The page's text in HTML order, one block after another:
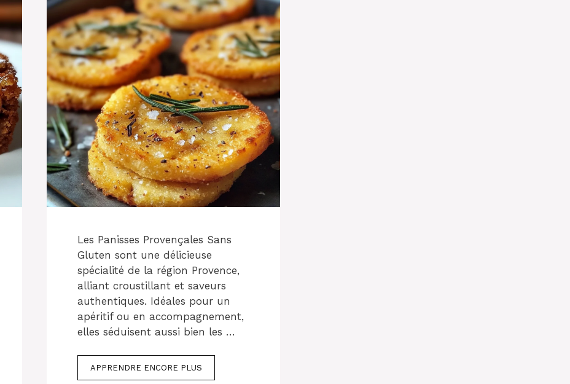
Les Panisses Provençales Sans
Gluten sont une délicieuse
spécialité de la région Provence,
alliant croustillant et saveurs
authentiques. Idéales pour un
apéritif ou en accompagnement,
elles séduisent aussi bien les …
APPRENDRE ENCORE PLUS